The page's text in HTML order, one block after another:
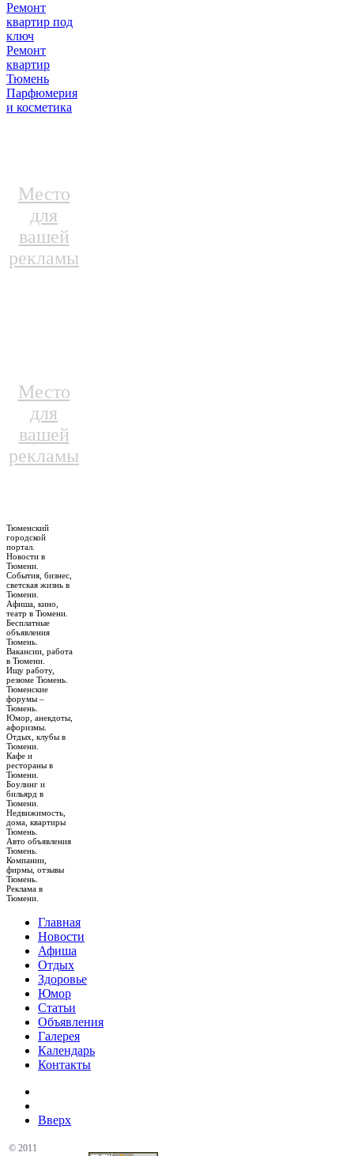
Ремонт
квартир под
ключ
Ремонт
квартир
Тюмень
Парфюмерия
и косметика
Место
для
вашей
рекламы
Место
для
вашей
рекламы
Тюменский
городской
портал.
Новости в
Тюмени.
События, бизнес,
светская жизнь в
Тюмени.
Афиша, кино,
театр в Тюмени.
Бесплатные
объявления
Тюмень.
Вакансии, работа
в Тюмени.
Ищу работу,
резюме Тюмень.
Тюменские
форумы –
Тюмень.
Юмор, анекдоты,
афоризмы.
Отдых, клубы в
Тюмени.
Кафе и
рестораны в
Тюмени.
Боулинг и
бильярд в
Тюмени.
Недвижимость,
дома, квартиры
Тюмень.
Авто объявления
Тюмень.
Компании,
фирмы, отзывы
Тюмень.
Реклама в
Тюмени.
Главная
Новости
Афиша
Отдых
Здоровье
Юмор
Статьи
Объявления
Галерея
Календарь
Контакты
Вверх
© 2011